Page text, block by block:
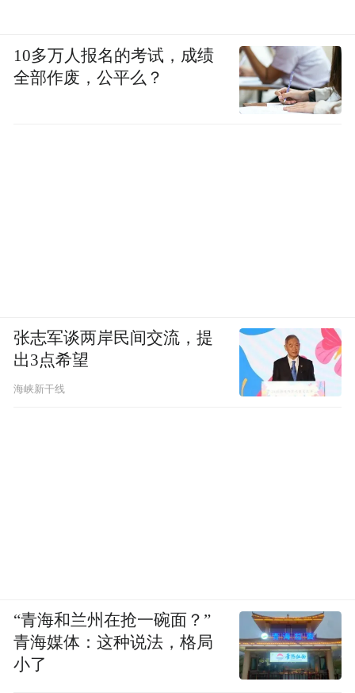
10多万人报名的考试，成绩
全部作废，公平么？
张志军谈两岸民间交流，提
出3点希望
海峡新干线
“青海和兰州在抢一碗面？”
青海媒体：这种说法，格局
小了